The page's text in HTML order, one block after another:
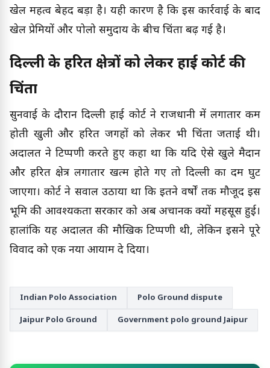
खेल महत्व बेहद बड़ा है। यही कारण है कि इस कार्रवाई के बाद
खेल प्रेमियों और पोलो समुदाय के बीच चिंता बढ़ गई है।
दिल्ली के हरित क्षेत्रों को लेकर हाई कोर्ट की
चिंता
सुनवाई के दौरान दिल्ली हाई कोर्ट ने राजधानी में लगातार कम
होती खुली और हरित जगहों को लेकर भी चिंता जताई थी।
अदालत ने टिप्पणी करते हुए कहा था कि यदि ऐसे खुले मैदान
और हरित क्षेत्र लगातार खत्म होते गए तो दिल्ली का दम घुट
जाएगा। कोर्ट ने सवाल उठाया था कि इतने वर्षों तक मौजूद इस
भूमि की आवश्यकता सरकार को अब अचानक क्यों महसूस हुई।
हालांकि यह अदालत की मौखिक टिप्पणी थी, लेकिन इसने पूरे
विवाद को एक नया आयाम दे दिया।
Indian Polo Association Polo Ground dispute
Jaipur Polo Ground Government polo ground Jaipur